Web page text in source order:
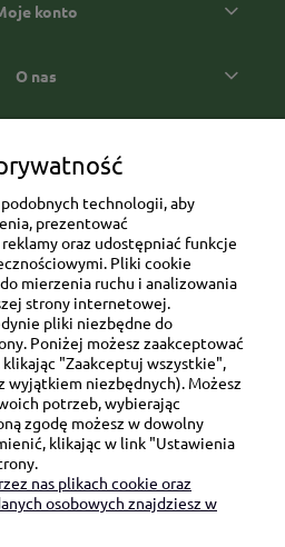
konto
O nas
6/8 lok. 57/58
341 Łódź
SIĘ Z NAMI:
happygifts.com
172 872
9:00 - 15:30)
technologii, aby
prezentować
oraz udostępniać funkcje
Pliki cookie
mierzenia ruchu i analizowania
strony internetowej.
pliki niezbędne do
Poniżej możesz zaakceptować
"Zaakceptuj wszystkie",
wyjątkiem niezbędnych). Możesz
potrzeb, wybierając
zgodę możesz w dowolny
klikając w link "Ustawienia
nas plikach cookie oraz
osobowych znajdziesz w